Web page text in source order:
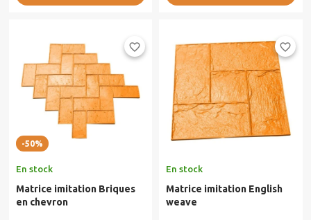
-50%
favorite_border
En stock
Matrice imitation Briques
en chevron
favorite_border
En stock
Matrice imitation English
weave